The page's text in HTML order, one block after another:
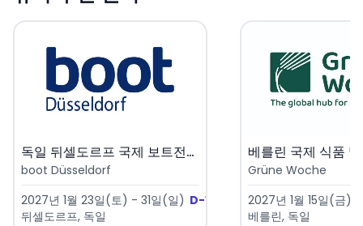
독일 뒤셀도르프 국제 보트전시회 ..
boot Düsseldorf
2027년 1월 23일(토) - 31일(일) D-168
뒤셀도르프, 독일
Grüne Woche
2027년 1월 15일(금)
베를린, 독일